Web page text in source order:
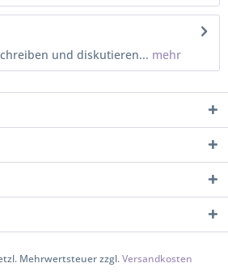
und diskutieren... mehr
Mehrwertsteuer zzgl.Versandkosten